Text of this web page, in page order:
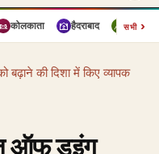
कोलकाता हैदराबाद पुणे
सभी›
की दिशा में किए व्यापक
ऑफ डूइंग